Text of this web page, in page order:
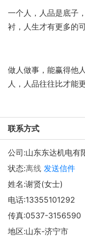
一个人，人品是底子
衬，人生才有更多的可
做人做事，能赢得他
人，人品往往比才能
联系方式
公司:山东东达机电有
状态:离线 发送信件
姓名:谢贤(女士)
电话:13355101292
传真:0537-3156590
地区:山东-济宁市